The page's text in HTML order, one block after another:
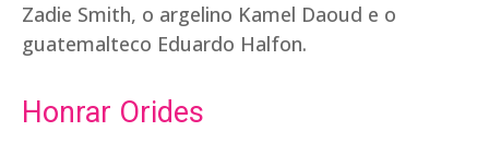
Zadie Smith, o argelino Kamel Daoud e o
guatemalteco Eduardo Halfon.
Honrar Orides